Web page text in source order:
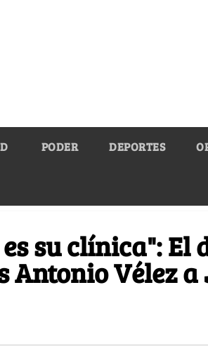
PODER DEPORTES
su clínica": El
Antonio Vélez a